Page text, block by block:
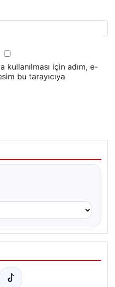
kullanılması için adım, e-
bu tarayıcıya